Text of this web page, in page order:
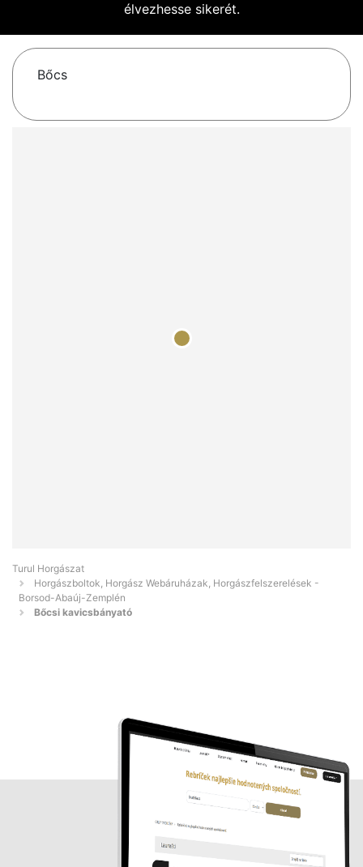
élvezhesse sikerét.
Bőcs
Turul Horgászat
Horgászboltok, Horgász Webáruházak, Horgászfelszerelések -
Borsod-Abaúj-Zemplén
Bőcsi kavicsbányató